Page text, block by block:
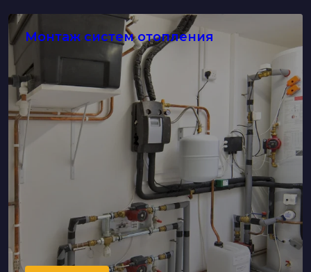
Монтаж систем отопления